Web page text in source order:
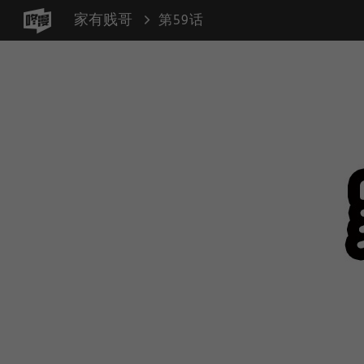
家有贱哥 第59话